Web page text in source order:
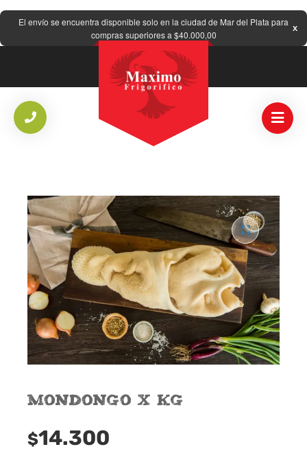
El envío se encuentra disponible solo en la ciudad de Mar del Plata para
compras superiores a $40.000,00
Mondongo x Kg
$14.300